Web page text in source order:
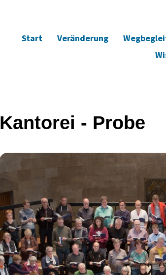
Start Veränderung
Kantorei - Probe